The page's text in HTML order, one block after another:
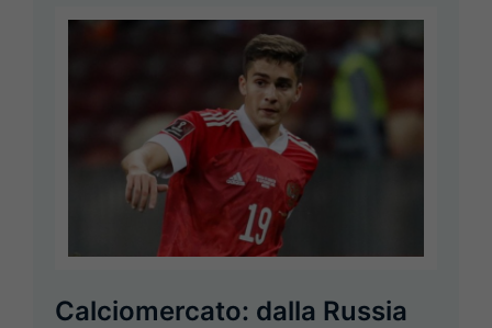
Calciomercato: dalla Russia